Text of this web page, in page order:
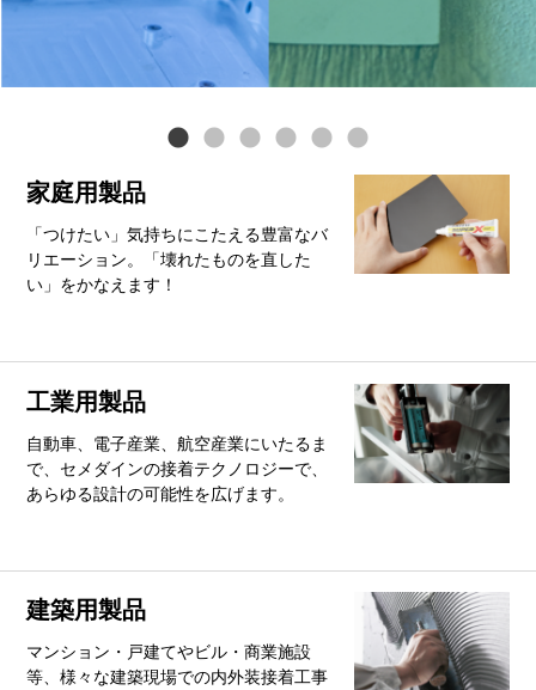
家庭用製品
「つけたい」気持ちにこたえる豊富なバ
リエーション。「壊れたものを直した
い」をかなえます！
工業用製品
自動車、電子産業、航空産業にいたるま
で、セメダインの接着テクノロジーで、
あらゆる設計の可能性を広げます。
建築用製品
マンション・戸建てやビル・商業施設
等、様々な建築現場での内外装接着工事